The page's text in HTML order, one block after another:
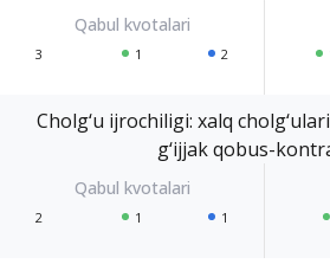
3 1 2
Cholg‘u ijrochiligi: xalq
g‘ijjak qobus-
2 1 1